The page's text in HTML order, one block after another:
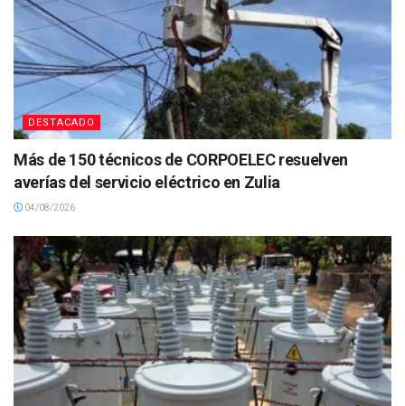
DESTACADO
Más de 150 técnicos de CORPOELEC resuelven
averías del servicio eléctrico en Zulia
04/08/2026